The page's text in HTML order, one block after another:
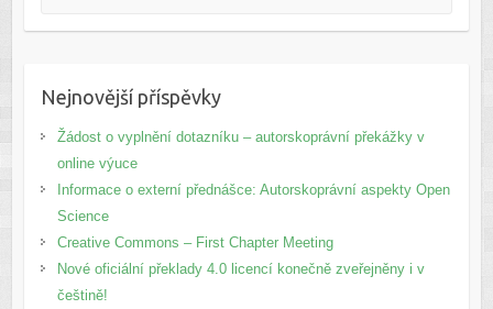
Nejnovější příspěvky
Žádost o vyplnění dotazníku – autorskoprávní překážky v
online výuce
Informace o externí přednášce: Autorskoprávní aspekty Open
Science
Creative Commons – First Chapter Meeting
Nové oficiální překlady 4.0 licencí konečně zveřejněny i v
češtině!